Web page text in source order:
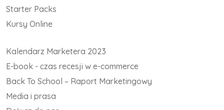
Starter Packs
Kursy Online
Kalendarz Marketera 2023
E-book - czas recesji w e-commerce
Back To School – Raport Marketingowy
Media i prasa